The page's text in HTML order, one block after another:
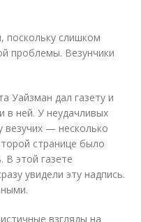
поскольку слишком
проблемы. Везунчики
Уайзман дал газету и
в ней. У неудачливых
везучих — несколько
странице было
В этой газете
увидели эту надпись.
взгляды на